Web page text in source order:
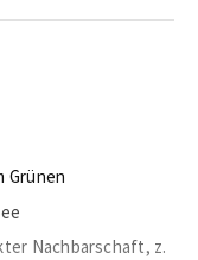
Grünen
Nachbarschaft, z.